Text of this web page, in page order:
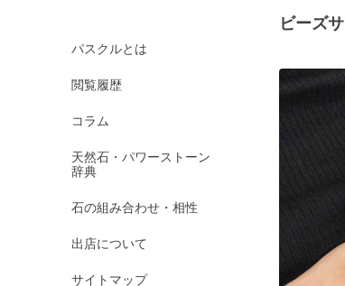
パスクルとは
閲覧履歴
コラム
天然石・パワーストーン
辞典
石の組み合わせ・相性
出店について
サイトマップ
ビーズ